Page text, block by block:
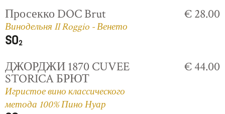
Просекко DOC Brut
Винодельня Il Roggio - Венето
€ 28.00
ДЖОРДЖИ 1870 CUVEE
STORICA БРЮТ
Игристое вино классического
метода 100% Пино Нуар
€ 44.00